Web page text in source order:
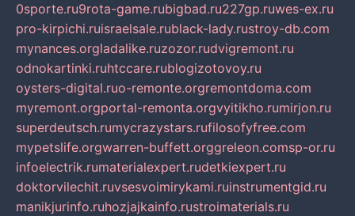
0sporte.ru9rota-game.rubigbad.ru227gp.ruwes-ex.ru
pro-kirpichi.ruisraelsale.rublack-lady.rustroy-db.com
mynances.orgladalike.ruzozor.rudvigremont.ru
odnokartinki.ruhtccare.rublogizotovoy.ru
oysters-digital.ruo-remonte.orgremontdoma.com
myremont.orgportal-remonta.orgvyitikho.rumirjon.ru
superdeutsch.rumycrazystars.rufilosofyfree.com
mypetslife.orgwarren-buffett.orggreleon.comsp-or.ru
infoelectrik.rumaterialexpert.rudetkiexpert.ru
doktorvilechit.ruvsesvoimirykami.ruinstrumentgid.ru
manikjurinfo.ruhozjajkainfo.rustroimaterials.ru